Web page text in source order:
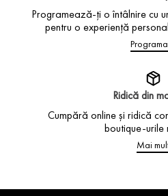
Programează-ți o întâlnire cu
pentru o experiență
Ridică din
Cumpără online și ridică
boutique-urile
Mai